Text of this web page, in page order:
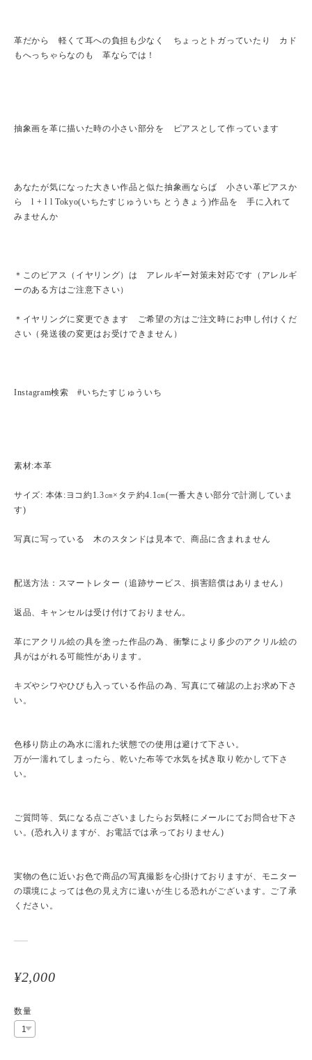
革だから 軽くて耳への負担も少なく ちょっとトガっていたり カド
もへっちゃらなのも 革ならでは！
抽象画を革に描いた時の小さい部分を ピアスとして作っています
あなたが気になった大きい作品と似た抽象画ならば 小さい革ピアスか
ら l + l l Tokyo(いちたすじゅういち とうきょう)作品を 手に入れて
みませんか
＊このピアス（イヤリング）は アレルギー対策未対応です（アレルギ
ーのある方はご注意下さい）
＊イヤリングに変更できます ご希望の方はご注文時にお申し付けくだ
さい（発送後の変更はお受けできません）
Instagram検索 #いちたすじゅういち
素材:本革
サイズ: 本体:ヨコ約1.3㎝×タテ約4.1㎝(一番大きい部分で計測していま
す)
写真に写っている 木のスタンドは見本で、商品に含まれません
配送方法：スマートレター（追跡サービス、損害賠償はありません）
返品、キャンセルは受け付けておりません。
革にアクリル絵の具を塗った作品の為、衝撃により多少のアクリル絵の
具がはがれる可能性があります。
キズやシワやひびも入っている作品の為、写真にて確認の上お求め下さ
い。
色移り防止の為水に濡れた状態での使用は避けて下さい。
万が一濡れてしまったら、乾いた布等で水気を拭き取り乾かして下さ
い。
ご質問等、気になる点ございましたらお気軽にメールにてお問合せ下さ
い。(恐れ入りますが、お電話では承っておりません)
実物の色に近いお色で商品の写真撮影を心掛けておりますが、モニター
の環境によっては色の見え方に違いが生じる恐れがございます。ご了承
ください。
¥2,000
数量